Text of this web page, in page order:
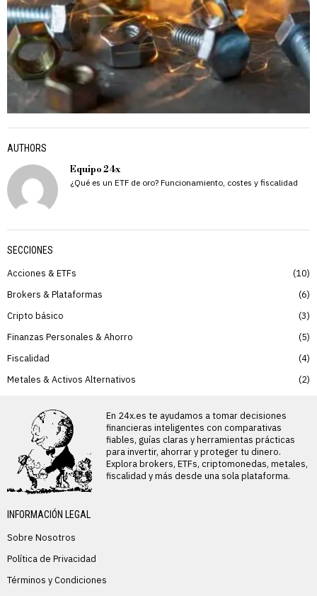
AUTHORS
Equipo 24x
¿Qué es un ETF de oro? Funcionamiento, costes y fiscalidad
SECCIONES
Acciones & ETFs
10
Brokers & Plataformas
6
Cripto básico
3
Finanzas Personales & Ahorro
5
Fiscalidad
4
Metales & Activos Alternativos
2
En 24x.es te ayudamos a tomar decisiones
financieras inteligentes con comparativas
fiables, guías claras y herramientas prácticas
para invertir, ahorrar y proteger tu dinero.
Explora brokers, ETFs, criptomonedas, metales,
fiscalidad y más desde una sola plataforma.
INFORMACIÓN LEGAL
Sobre Nosotros
Política de Privacidad
Términos y Condiciones